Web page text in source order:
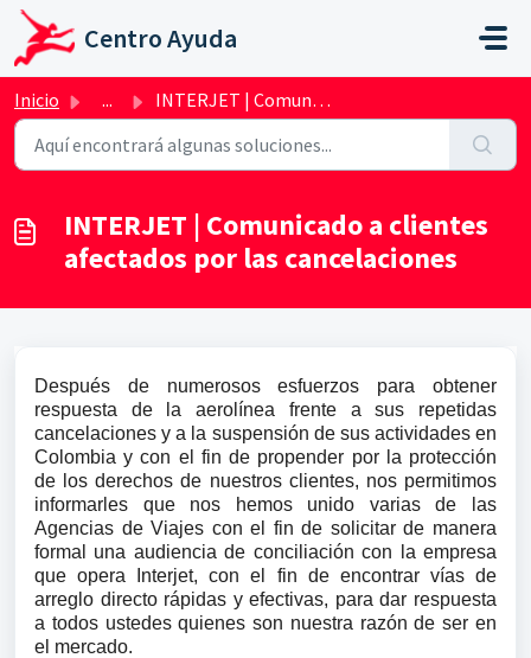
Saltar al contenido principal
Centro Ayuda
Inicio ... INTERJET | Comunicado a clientes afectados por las cancel...
INTERJET | Comunicado a clientes
afectados por las cancelaciones
Después de numerosos esfuerzos para obtener
respuesta de la aerolínea frente a sus repetidas
cancelaciones y a la suspensión de sus actividades en
Colombia y con el fin de propender por la protección
de los derechos de nuestros clientes, nos permitimos
informarles que nos hemos unido varias de las
Agencias de Viajes con el fin de solicitar de manera
formal una audiencia de conciliación con la empresa
que opera Interjet, con el fin de encontrar vías de
arreglo directo rápidas y efectivas, para dar respuesta
a todos ustedes quienes son nuestra razón de ser en
el mercado.